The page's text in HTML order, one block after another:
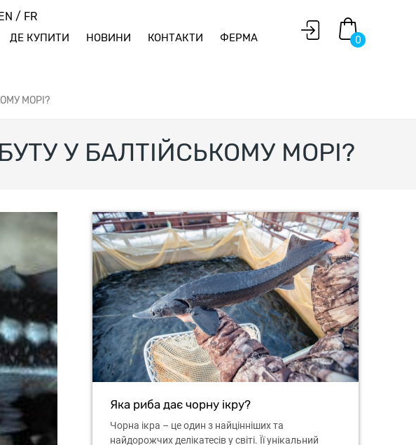
0
ДЕ КУПИТИ НОВИНИ КОНТАКТИ ФЕРМА
/ FR
МОРІ?
У БАЛТІЙСЬКОМУ МОРІ?
Яка риба дає чорну ікру?
Чорна ікра – це один з найцінніших та
найдорожчих делікатесів у світі. Її унікальний